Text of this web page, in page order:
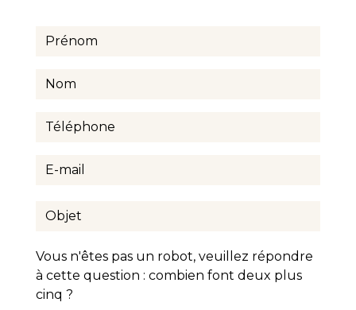
Vous n'êtes pas un robot, veuillez répondre
à cette question : combien font deux plus
cinq ?